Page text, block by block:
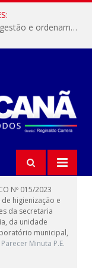
Resex Maracanã avança no processo de gestão e ordenamento do turismo em nossas áreas protegidas.
Nº 015/2023
higienização e
da secretaria
da unidade
municipal,
Parecer Minuta P.E.